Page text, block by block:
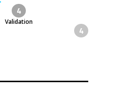
4
Validation
4